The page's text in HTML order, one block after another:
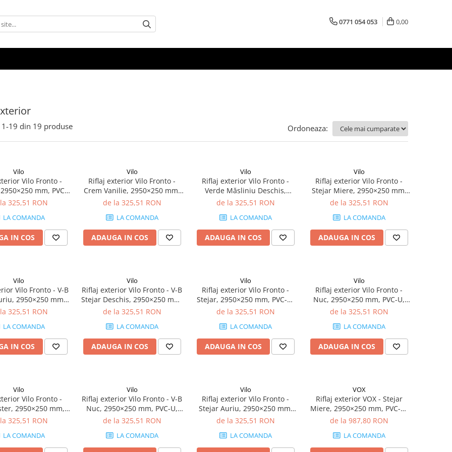
0771 054 053 0,00
1-19 din 19 produse Ordoneaza:
Vilo
Vilo Fronto -
mm, PVC-
mp/cutie (4 bucăți)
325,51 RON
LA COMANDA
IN COS
Vilo
Riflaj exterior Vilo Fronto -
Crem Vanilie, 2950×250 mm,
PVC-U, 7.74 mp/cutie (10
de la 325,51 RON
LA COMANDA
ADAUGA IN COS
Vilo
Riflaj exterior Vilo Fronto -
Verde Măsliniu Deschis,
2950×250 mm, PVC-U, 7.74
de la 325,51 RON
LA COMANDA
ADAUGA IN COS
Vilo
Riflaj exterior Vilo Fronto -
Stejar Miere, 2950×250 mm,
PVC-U, 2.95 mp/cutie (4
de la 325,51 RON
LA COMANDA
ADAUGA IN COS
Vilo
Vilo Fronto - V-B
2950×250 mm,
2.95 mp/cutie (4
325,51 RON
LA COMANDA
IN COS
Vilo
Riflaj exterior Vilo Fronto - V-B
Stejar Deschis, 2950×250 mm,
PVC-U, 2.95 mp/cutie (4
de la 325,51 RON
LA COMANDA
ADAUGA IN COS
Vilo
Riflaj exterior Vilo Fronto -
Stejar, 2950×250 mm, PVC-U,
2.95 mp/cutie (4 bucăți)
de la 325,51 RON
LA COMANDA
ADAUGA IN COS
Vilo
Riflaj exterior Vilo Fronto -
Nuc, 2950×250 mm, PVC-U,
2.95 mp/cutie (4 bucăți)
de la 325,51 RON
LA COMANDA
ADAUGA IN COS
Vilo
Vilo Fronto -
2950×250 mm,
2.95 mp/cutie (4
325,51 RON
LA COMANDA
Vilo
Riflaj exterior Vilo Fronto - V-B
Nuc, 2950×250 mm, PVC-U,
7.74 mp/cutie (10 bucăți)
de la 325,51 RON
LA COMANDA
Vilo
Riflaj exterior Vilo Fronto -
Stejar Auriu, 2950×250 mm,
PVC-U, 2.95 mp/cutie (4
de la 325,51 RON
LA COMANDA
VOX
Riflaj exterior VOX - Stejar
Miere, 2950×250 mm, PVC-U,
7.74 mp/cutie (10 bucăți)
de la 987,80 RON
LA COMANDA